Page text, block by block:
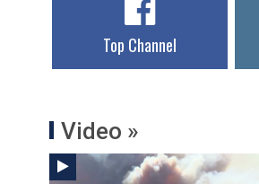
Top Channel
Video »